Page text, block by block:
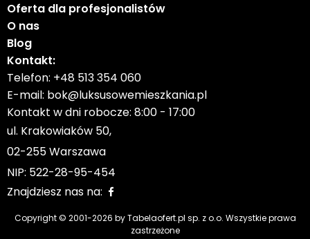
Oferta dla profesjonalistów
O nas
Blog
Kontakt:
Telefon: +48 513 354 060
E-mail: bok@luksusowemieszkania.pl
Kontakt w dni robocze: 8:00 - 17:00
ul. Krakowiaków 50,
02-255 Warszawa
NIP: 522-28-95-454
Znajdziesz nas na:
Copyright © 2001-2026 by Tabelaofert.pl sp. z o.o. Wszystkie prawa
zastrzeżone